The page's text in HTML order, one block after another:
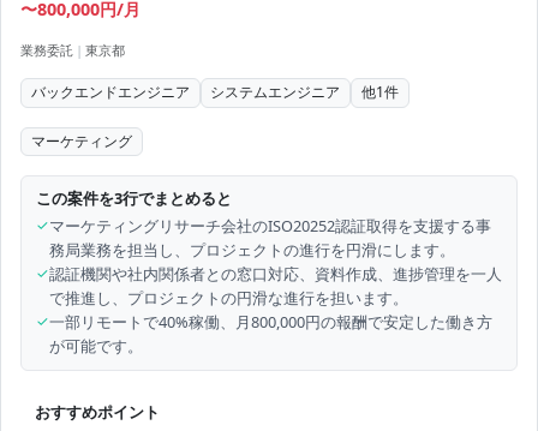
〜800,000円/月
業務委託 | 東京都
バックエンドエンジニア システムエンジニア 他1件
マーケティング
この案件を3行でまとめると
✓マーケティングリサーチ会社のISO20252認証取得を支援する事
務局業務を担当し、プロジェクトの進行を円滑にします。
✓認証機関や社内関係者との窓口対応、資料作成、進捗管理を一人
で推進し、プロジェクトの円滑な進行を担います。
✓一部リモートで40%稼働、月800,000円の報酬で安定した働き方
が可能です。
おすすめポイント